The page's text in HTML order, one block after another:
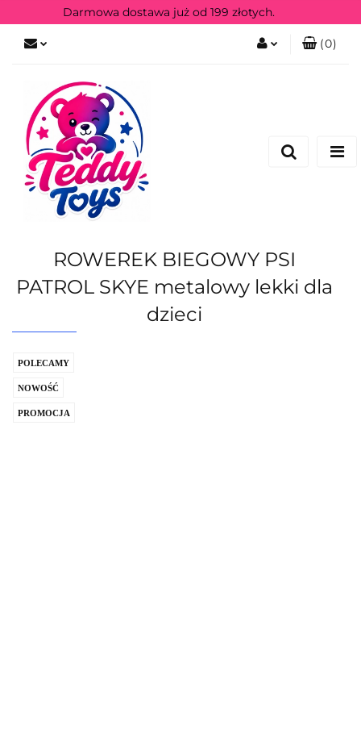
Darmowa dostawa już od 199 złotych.
(0)
ROWEREK BIEGOWY PSI
PATROL SKYE metalowy lekki dla
dzieci
POLECAMY
NOWOŚĆ
PROMOCJA